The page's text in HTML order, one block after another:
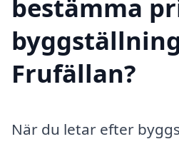
bestämma
Frufällan?
När du letar efter